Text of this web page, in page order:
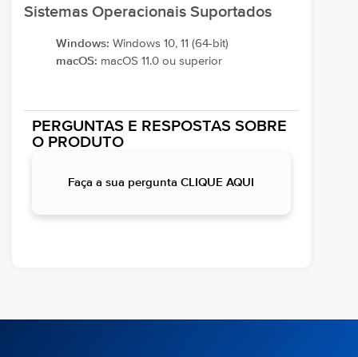
Sistemas Operacionais Suportados
Windows: Windows 10, 11 (64-bit)
macOS: macOS 11.0 ou superior
PERGUNTAS E RESPOSTAS SOBRE
O PRODUTO
Faça a sua pergunta CLIQUE AQUI